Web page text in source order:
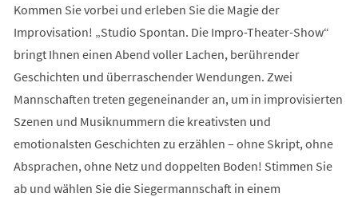
Kommen Sie vorbei und erleben Sie die Magie der
Improvisation! „Studio Spontan. Die Impro-Theater-Show“
bringt Ihnen einen Abend voller Lachen, berührender
Geschichten und überraschender Wendungen. Zwei
Mannschaften treten gegeneinander an, um in improvisierten
Szenen und Musiknummern die kreativsten und
emotionalsten Geschichten zu erzählen – ohne Skript, ohne
Absprachen, ohne Netz und doppelten Boden! Stimmen Sie
ab und wählen Sie die Siegermannschaft in einem